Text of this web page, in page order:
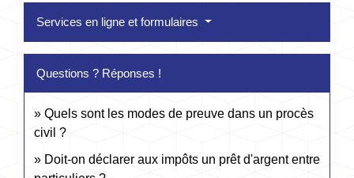
Services en ligne et formulaires
Questions ? Réponses !
Quels sont les modes de preuve dans un procès
civil ?
Doit-on déclarer aux impôts un prêt d'argent entre